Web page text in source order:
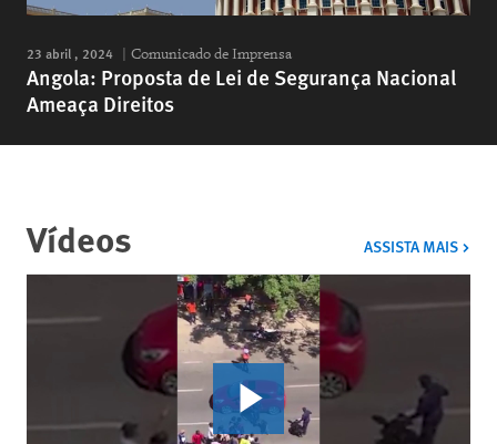
23 abril , 2024 Comunicado de Imprensa
Angola: Proposta de Lei de Segurança Nacional
Ameaça Direitos
Vídeos ASSISTA MAIS